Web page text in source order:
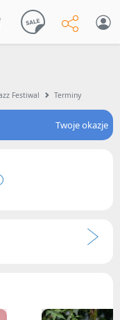
Festiwal Terminy
Twoje okazje